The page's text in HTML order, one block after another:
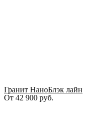
Гранит НаноБлэк лайн
От 42 900 руб.